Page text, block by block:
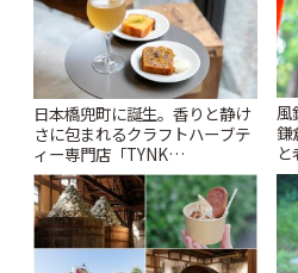
日本橋兜町に誕生。香りと静け
さに包まれるクラフトハーブテ
ィー専門店「TYNK
Kabutocho」 | ことりっぷ
風
鎌
り